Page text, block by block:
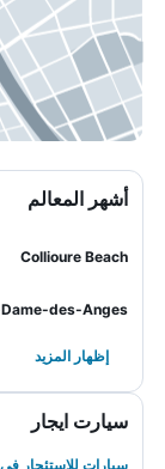
أشهر المعالم
Collioure Beach
إظهار المزيد
سيارت ايجار
سيارات للاستئجار في